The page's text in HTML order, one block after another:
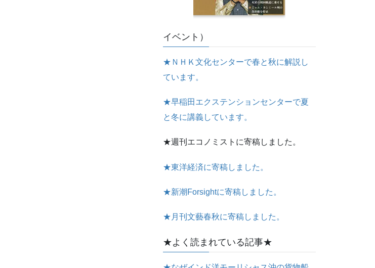
イベント）
★ＮＨＫ文化センターで春と秋に解説し
ています。
★早稲田エクステンションセンターで夏
と冬に講義しています。
★週刊エコノミストに寄稿しました。
★東洋経済に寄稿しました。
★新潮Forsightに寄稿しました。
★月刊文藝春秋に寄稿しました。
★よく読まれている記事★